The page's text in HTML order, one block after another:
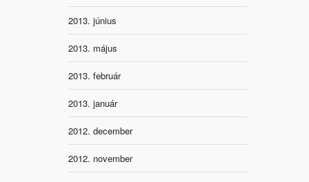
2013. június
2013. május
2013. február
2013. január
2012. december
2012. november